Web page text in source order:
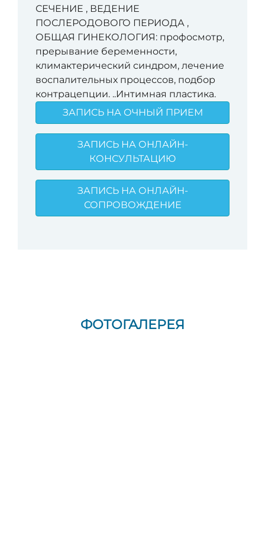
СЕЧЕНИЕ , ВЕДЕНИЕ
ПОСЛЕРОДОВОГО ПЕРИОДА ,
ОБЩАЯ ГИНЕКОЛОГИЯ: профосмотр,
прерывание беременности,
климактерический синдром, лечение
воспалительных процессов, подбор
контрацепции. ..Интимная пластика.
ЗАПИСЬ НА ОЧНЫЙ ПРИЕМ
ЗАПИСЬ НА ОНЛАЙН-
КОНСУЛЬТАЦИЮ
ЗАПИСЬ НА ОНЛАЙН-
СОПРОВОЖДЕНИЕ
ФОТОГАЛЕРЕЯ